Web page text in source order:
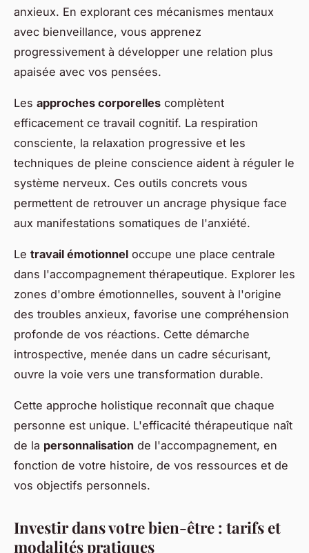
anxieux. En explorant ces mécanismes mentaux
avec bienveillance, vous apprenez
progressivement à développer une relation plus
apaisée avec vos pensées.
Les approches corporelles complètent
efficacement ce travail cognitif. La respiration
consciente, la relaxation progressive et les
techniques de pleine conscience aident à réguler le
système nerveux. Ces outils concrets vous
permettent de retrouver un ancrage physique face
aux manifestations somatiques de l'anxiété.
Le travail émotionnel occupe une place centrale
dans l'accompagnement thérapeutique. Explorer les
zones d'ombre émotionnelles, souvent à l'origine
des troubles anxieux, favorise une compréhension
profonde de vos réactions. Cette démarche
introspective, menée dans un cadre sécurisant,
ouvre la voie vers une transformation durable.
Cette approche holistique reconnaît que chaque
personne est unique. L'efficacité thérapeutique naît
de la personnalisation de l'accompagnement, en
fonction de votre histoire, de vos ressources et de
vos objectifs personnels.
Investir dans votre bien-être : tarifs et
modalités pratiques